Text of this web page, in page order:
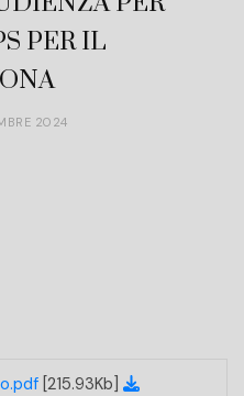
PER IL
2024
ENTI BANDO PER LA NOMINA
[215.93Kb]